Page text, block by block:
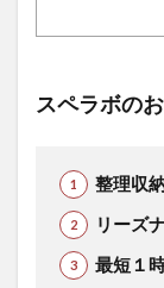
スペラボの
整理収
リーズ
最短１